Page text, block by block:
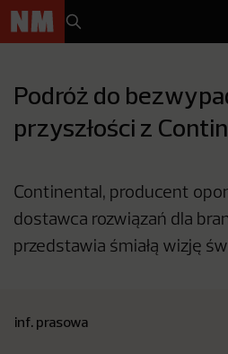
Podróż do
przyszłości z
Continental, producent
dostawca rozwiązań dla
przedstawia śmiałą wizję
inf. prasowa